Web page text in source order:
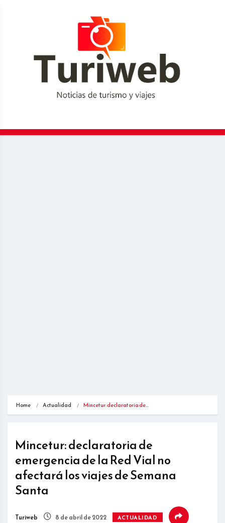
Home Actualidad Mincetur: declaratoria de…
Mincetur: declaratoria de
emergencia de la Red Vial no
afectará los viajes de Semana
Santa
Turiweb 8 de abril de 2022 ACTUALIDAD